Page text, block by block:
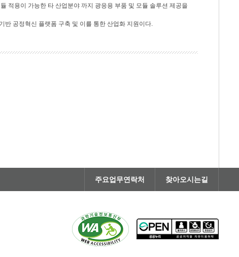
적용이 가능한 타 산업분야 까지 광응용 부품 및 모듈 솔루션 제공을
반 공정혁신 플랫폼 구축 및 이를 통한 산업화 지원이다.
주요업무연락처 찾아오시는길